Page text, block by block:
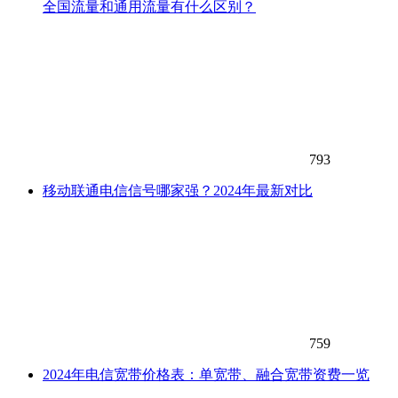
全国流量和通用流量有什么区别？
793
移动联通电信信号哪家强？2024年最新对比
759
2024年电信宽带价格表：单宽带、融合宽带资费一览